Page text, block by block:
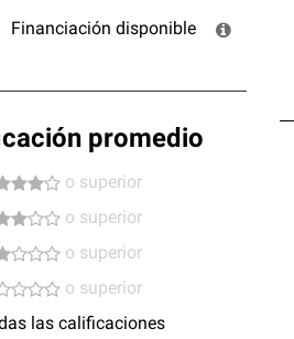
Financiación disponible
promedio
o superior
o superior
o superior
o superior
las calificaciones